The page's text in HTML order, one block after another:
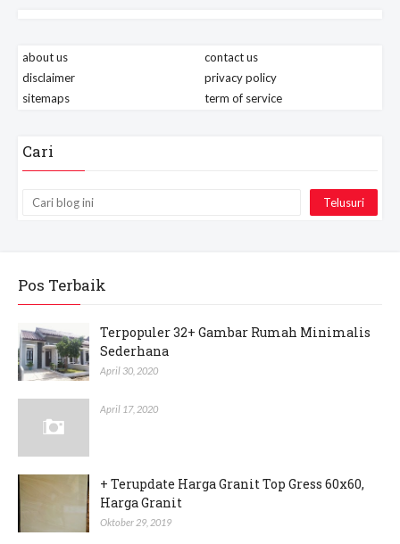
about us
contact us
disclaimer
privacy policy
sitemaps
term of service
Cari
Pos Terbaik
Terpopuler 32+ Gambar Rumah Minimalis
Sederhana
April 30, 2020
April 17, 2020
+ Terupdate Harga Granit Top Gress 60x60,
Harga Granit
Oktober 29, 2019